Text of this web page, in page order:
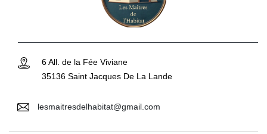
6 All. de la Fée Viviane
35136 Saint Jacques De La Lande
lesmaitresdelhabitat@gmail.com